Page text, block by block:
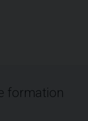
formation